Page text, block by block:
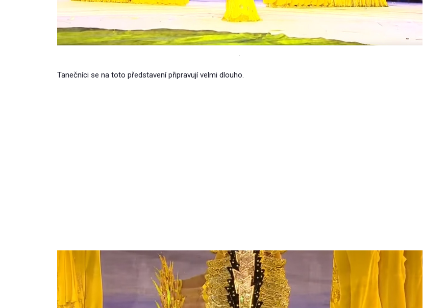
.
Tanečníci se na toto představení připravují velmi dlouho.